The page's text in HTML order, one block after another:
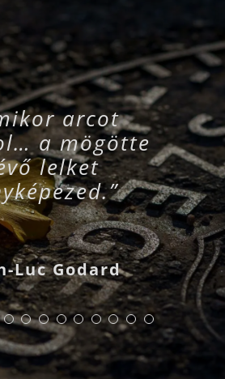
arcot
a mögötte
lelket
Luc Godard